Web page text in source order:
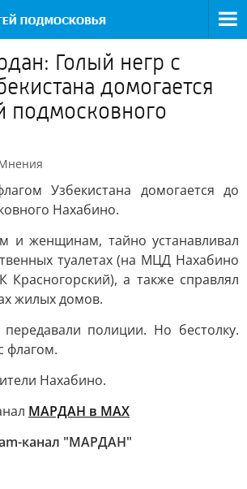
Голый негр с
домогается
подмосковного
Узбекистана домогается до
Нахабино.
и женщинам, тайно устанавливал
туалетах (на МЦД Нахабино
Красногорский), а также справлял
жилых домов.
полиции. Но бестолку.
флагом.
Нахабино.
МАРДАН в МAX
канал "МАРДАН"